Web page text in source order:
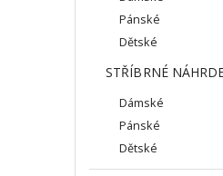
Pánské
Dětské
STŘÍBRNÉ
Dámské
Pánské
Dětské